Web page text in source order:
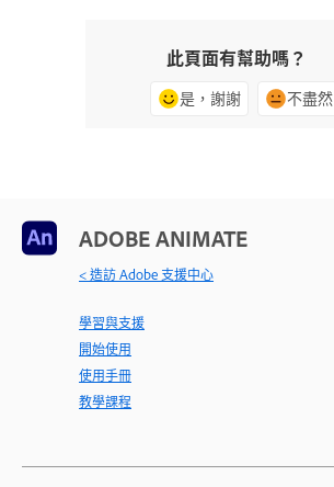
此頁面有幫助嗎？
是，謝謝 不盡然
ADOBE ANIMATE
< 造訪 Adobe 支援中心
學習與支援
開始使用
使用手冊
教學課程